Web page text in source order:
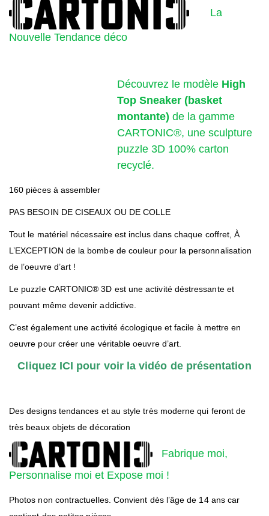
La
Nouvelle Tendance déco
Découvrez le modèle High
Top Sneaker (basket
montante) de la gamme
CARTONIC®, une sculpture
puzzle 3D 100% carton
recyclé.
160 pièces à assembler
PAS BESOIN DE CISEAUX OU DE COLLE
Tout le matériel nécessaire est inclus dans chaque coffret, À
L’EXCEPTION de la bombe de couleur pour la personnalisation
de l’oeuvre d’art !
Le puzzle CARTONIC® 3D est une activité déstressante et
pouvant même devenir addictive.
C’est également une activité écologique et facile à mettre en
oeuvre pour créer une véritable oeuvre d’art.
Cliquez ICI pour voir la vidéo de présentation
Des designs tendances et au style très moderne qui feront de
très beaux objets de décoration
Fabrique moi,
Personnalise moi et Expose moi !
Photos non contractuelles. Convient dès l’âge de 14 ans car